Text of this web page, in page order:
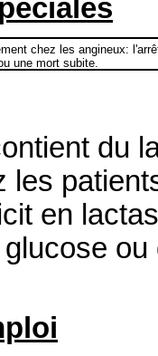
chez les angineux:
une mort subite.
du
les
en